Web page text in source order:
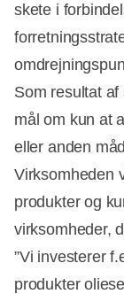
skete i
Som resultat
mål om kun at
eller anden
Virksomheden
produkter og
virksomheder,
”Vi investerer
produkter